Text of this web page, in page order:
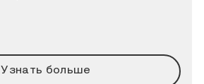
Узнать больше